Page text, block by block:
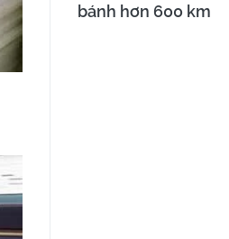
bánh hơn 600 km